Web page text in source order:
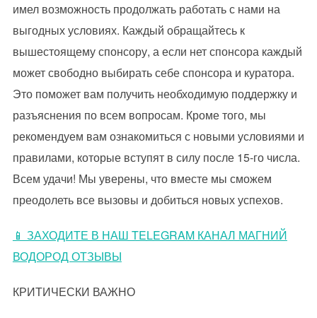
имел возможность продолжать работать с нами на
выгодных условиях. Каждый обращайтесь к
вышестоящему спонсору, а если нет спонсора каждый
может свободно выбирать себе спонсора и куратора.
Это поможет вам получить необходимую поддержку и
разъяснения по всем вопросам. Кроме того, мы
рекомендуем вам ознакомиться с новыми условиями и
правилами, которые вступят в силу после 15-го числа.
Всем удачи! Мы уверены, что вместе мы сможем
преодолеть все вызовы и добиться новых успехов.
📱 ЗАХОДИТЕ В НАШ TELEGRAM КАНАЛ МАГНИЙ
ВОДОРОД ОТЗЫВЫ
КРИТИЧЕСКИ ВАЖНО